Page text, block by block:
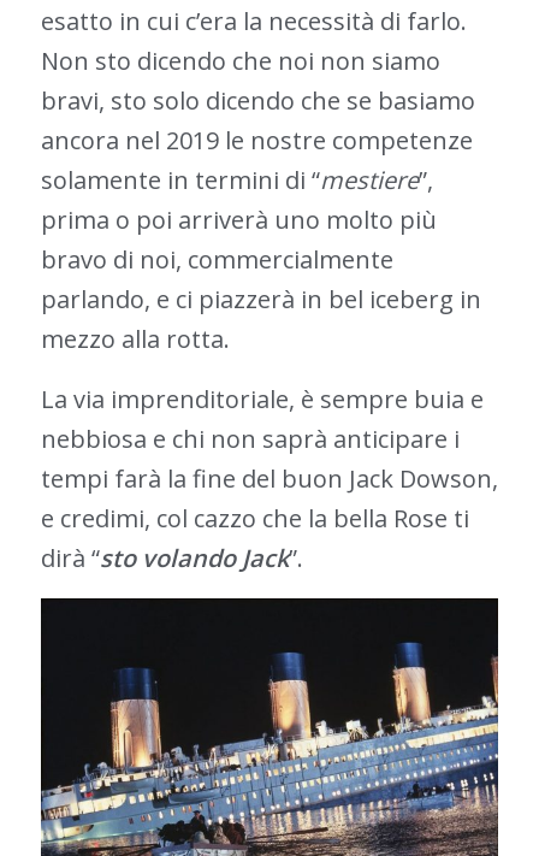
esatto in cui c’era la necessità di farlo.
Non sto dicendo che noi non siamo
bravi, sto solo dicendo che se basiamo
ancora nel 2019 le nostre competenze
solamente in termini di “mestiere”,
prima o poi arriverà uno molto più
bravo di noi, commercialmente
parlando, e ci piazzerà in bel iceberg in
mezzo alla rotta.
La via imprenditoriale, è sempre buia e
nebbiosa e chi non saprà anticipare i
tempi farà la fine del buon Jack Dowson,
e credimi, col cazzo che la bella Rose ti
dirà “sto volando Jack”.